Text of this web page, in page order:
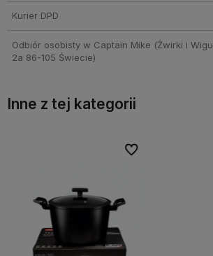
Kurier DPD
Odbiór osobisty w Captain Mike (Żwirki i
2a 86-105 Świecie)
Inne z tej kategorii
Do ulubionych
Do ulubionych